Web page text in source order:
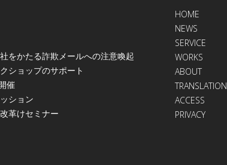
社をかたる詐欺メールへの注意喚起
ショップのサポート
催
ション
革けセミナー
HOME
NEWS
SERVICE
WORKS
ABOUT
TRANSLATION
ACCESS
PRIVACY